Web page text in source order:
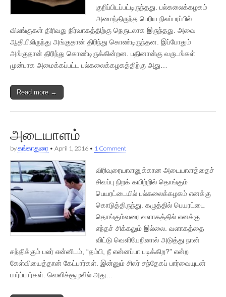
குறிப்பிடப்பட்டிருந்தது. பல்கலைக்கழகம்
அமைந்திருந்த பெரிய நிலப்பரப்பில்
விலங்குகள் திரிவது நிர்வாகத்திற்கு நெருடலாக இருந்தது. அவை
ஆதியிலிருந்து அங்குதான் திரிந்து கொண்டிருந்தன. இப்போதும்
அங்குதான் திரிந்து கொண்டிருக்கின்றன. பதினான்கு வருடங்கள்
முன்பாக அமைக்கப்பட்ட பல்கலைக்கழகத்திற்கு அது…
Read more →
அடையாளம்
byகங்காதுரை • April 1, 2016 • 1 Comment
விரிவுரையாளனுக்கான அடையாளத்தைச்
சிவப்பு நிறக் கயிற்றில் தொங்கும்
பெயரட்டையில் பல்கலைக்கழகம் எனக்கு
கொடுத்திருந்து. கழுத்தில் பெயரட்டை
தொங்கும்வரை வளாகத்தில் எனக்கு
எந்தச் சிக்கலும் இல்லை. வளாகத்தை
விட்டு வெளியேறினால் அடுத்து நான்
சந்திக்கும் பலர் என்னிடம், “தம்பி, நீ என்னப்பா படிக்கிற?” என்ற
கேள்வியைத்தான் கேட்பார்கள். இன்னும் சிலர் சந்தேகப் பார்வையுடன்
பார்ப்பார்கள். வெளிச்சூழலில் அது…